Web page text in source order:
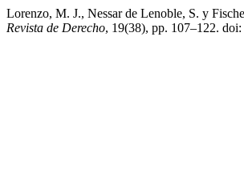
Lorenzo, M. J., Nessar de Lenoble, S. y
Revista de Derecho, 19(38), pp. 107–122.